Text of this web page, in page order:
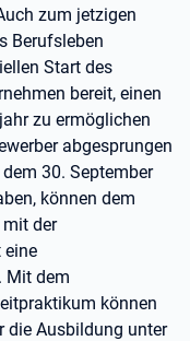
zum jetzigen
Berufsleben
Start des
bereit, einen
zu ermöglichen
abgesprungen
30. September
können dem
der
eine
Mit dem
können
Ausbildung unter